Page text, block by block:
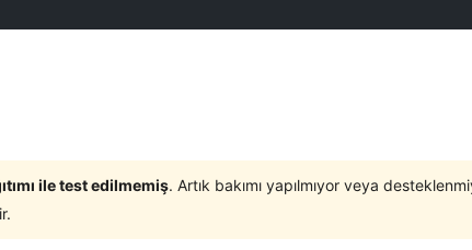
ile test edilmemiş. Artık bakımı yapılmıyor veya